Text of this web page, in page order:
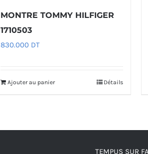
MONTRE TOMMY HILFIGER
1710503
830.000 DT
Ajouter au panier Détails
TEMPUS SUR